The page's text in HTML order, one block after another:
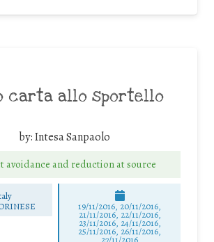
carta allo sportello
by:Intesa Sanpaolo
avoidance and reduction at source
19/11/2016, 20/11/2016,
21/11/2016, 22/11/2016,
23/11/2016, 24/11/2016,
25/11/2016, 26/11/2016,
27/11/2016